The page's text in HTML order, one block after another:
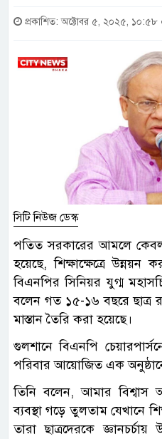
প্রকাশিত: অক্টোবর ৫, ২০২৫,
সিটি নিউজ ডেস্ক
পতিত সরকারের আমলে
হয়েছে, শিক্ষাক্ষেত্রে উন্নয়ন
বিএনপির সিনিয়র যুগ্ম
বলেন গত ১৫-১৬ বছরে ছাত্র
মাস্তান তৈরি করা হয়েছে।
গুলশানে বিএনপি
পরিবার আয়োজিত এক
তিনি বলেন, আমার বিশ্বাস
ব্যবস্থা গড়ে তুলতাম যেখানে
তারা ছাত্রদেরকে